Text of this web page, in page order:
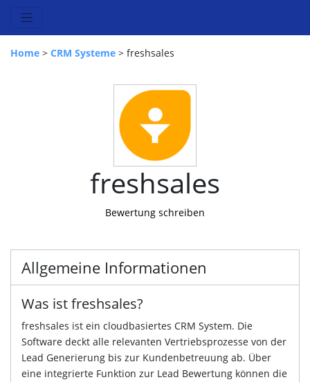
Home > CRM Systeme > freshsales
freshsales
Bewertung schreiben
Allgemeine Informationen
Was ist freshsales?
freshsales ist ein cloudbasiertes CRM System. Die
Software deckt alle relevanten Vertriebsprozesse von der
Lead Generierung bis zur Kundenbetreuung ab. Über
eine integrierte Funktion zur Lead Bewertung können die